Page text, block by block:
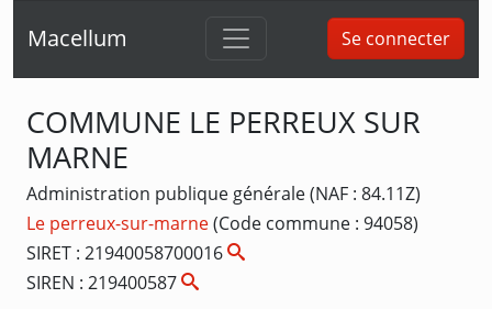
Macellum Se connecter
COMMUNE LE PERREUX SUR
MARNE
Administration publique générale (NAF : 84.11Z)
Le perreux-sur-marne(Code commune : 94058)
SIRET : 21940058700016
SIREN : 219400587